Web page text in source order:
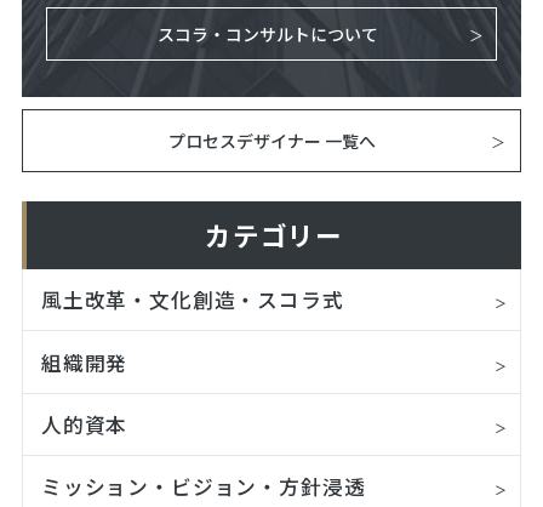
スコラ・コンサルトについて
プロセスデザイナー 一覧へ
カテゴリー
風土改革・文化創造・スコラ式
組織開発
人的資本
ミッション・ビジョン・方針浸透